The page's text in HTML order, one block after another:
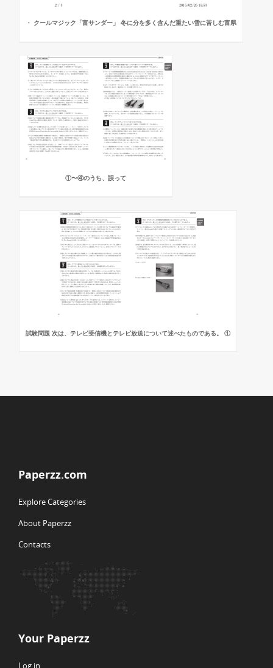
・ クールマジック「富サンダー」 冬に分を多く含んだ重たい雪に苦しむ富県
①〜④のうち、誤って
試験問題 次は、テレビ受信機とテレビ放送について述べたものである。 ①
Paperzz.com
Explore Categories
About Paperzz
Contacts
Your Paperzz
Log in